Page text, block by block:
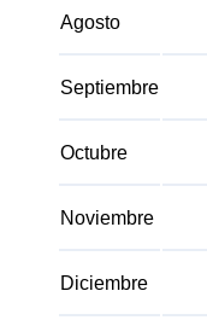
Agosto
Septiembre
Octubre
Noviembre
Diciembre